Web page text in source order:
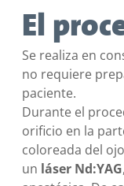
El
Se realiza en
no requiere
paciente.
Durante el
orificio en la
coloreada del
un láser Nd:YAG